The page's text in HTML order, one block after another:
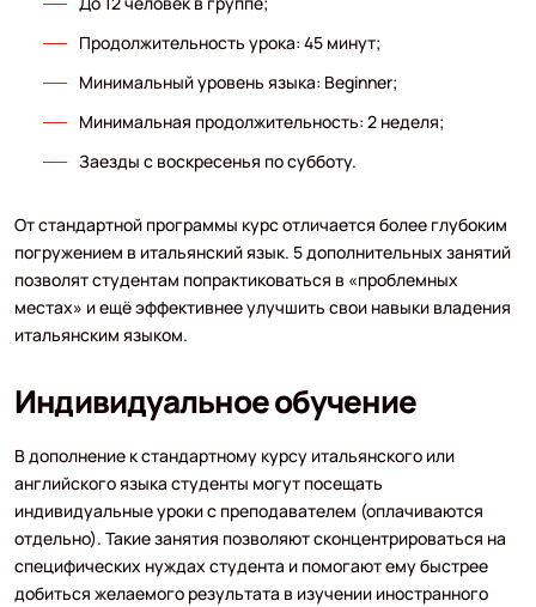
Продолжительность урока: 45 минут;
Минимальный уровень языка: Beginner;
Минимальная продолжительность: 2 неделя;
Заезды с воскресенья по субботу.
От стандартной программы курс отличается более глубоким
погружением в итальянский язык. 5 дополнительных занятий
позволят студентам попрактиковаться в «проблемных
местах» и ещё эффективнее улучшить свои навыки владения
итальянским языком.
Индивидуальное обучение
В дополнение к стандартному курсу итальянского или
английского языка студенты могут посещать
индивидуальные уроки с преподавателем (оплачиваются
отдельно). Такие занятия позволяют сконцентрироваться на
специфических нуждах студента и помогают ему быстрее
добиться желаемого результата в изучении иностранного